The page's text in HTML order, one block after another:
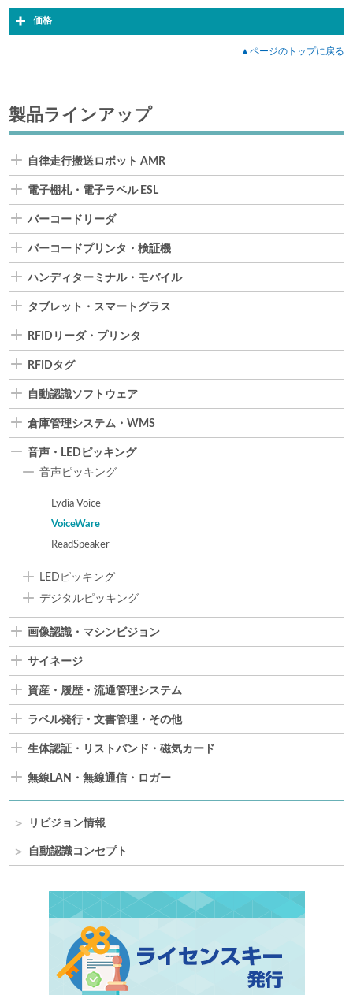
製品ラインアップ
自律走行搬送ロボット AMR
電子棚札・電子ラベル ESL
バーコードリーダ
バーコードプリンタ・検証機
ハンディターミナル・モバイル
タブレット・スマートグラス
RFIDリーダ・プリンタ
RFIDタグ
自動認識ソフトウェア
倉庫管理システム・WMS
音声・LEDピッキング
音声ピッキング
Lydia Voice
VoiceWare
ReadSpeaker
LEDピッキング
デジタルピッキング
画像認識・マシンビジョン
サイネージ
資産・履歴・流通管理システム
ラベル発行・文書管理・その他
生体認証・リストバンド・磁気カード
無線LAN・無線通信・ロガー
リビジョン情報
自動認識コンセプト
価格
▲ページのトップに戻る